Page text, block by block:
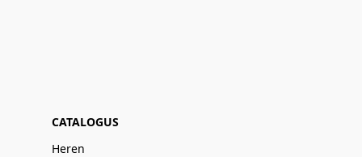
CATALOGUS
Heren